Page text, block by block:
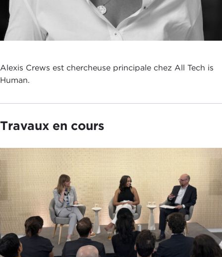
Alexis Crews est chercheuse principale chez All Tech is
Human.
Travaux en cours